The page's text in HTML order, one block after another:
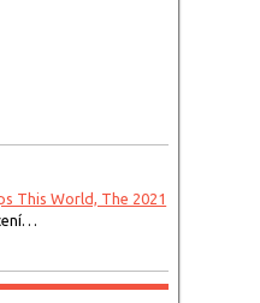
This World, The 2021